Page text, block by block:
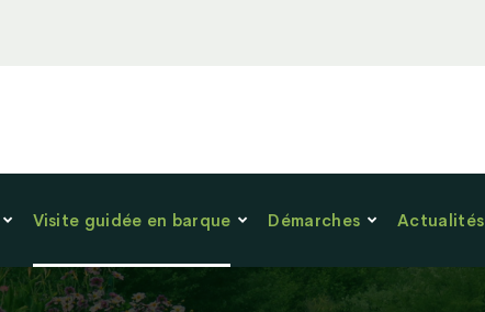
Visite guidée en barque Démarches Actualités